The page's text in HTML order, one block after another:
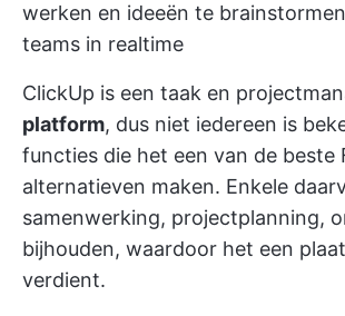
werken en ideeën te
teams in realtime
ClickUp is een taak en
platform, dus niet iedereen is
functies die het een van de beste
alternatieven maken. Enkele
samenwerking, projectplanning,
bijhouden, waardoor het een
verdient.